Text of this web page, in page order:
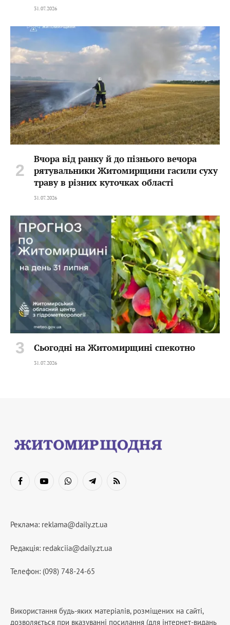
31.07.2026
Вчора від ранку й до пізнього вечора
рятувальники Житомирщини гасили суху
траву в різних куточках області
31.07.2026
Сьогодні на Житомирщині спекотно
31.07.2026
FacebookYouTubeWhatsAppTelegramRSS
Реклама: reklama@daily.zt.ua
Редакція: redakciia@daily.zt.ua
Телефон: (098) 748-24-65
Використання будь-яких матеріалів, розміщених на сайті,
дозволяється при вказуванні посилання (для інтернет-видань